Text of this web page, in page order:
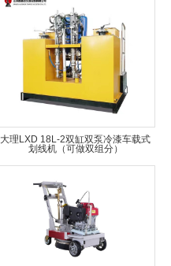
大理LXD 18L-2双缸双泵冷漆车载式
划线机（可做双组分）